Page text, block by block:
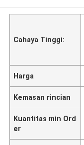
Cahaya Tinggi:
Harga
Kemasan rincian
Kuantitas min Ord
er